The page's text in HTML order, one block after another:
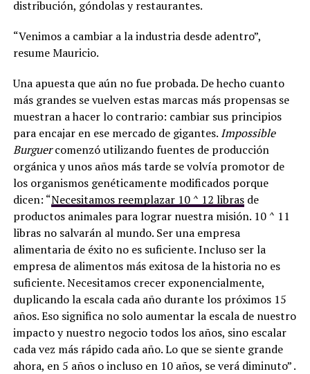
distribución, góndolas y restaurantes.
“Venimos a cambiar a la industria desde adentro”,
resume Mauricio.
Una apuesta que aún no fue probada. De hecho cuanto
más grandes se vuelven estas marcas más propensas se
muestran a hacer lo contrario: cambiar sus principios
para encajar en ese mercado de gigantes. Impossible
Burguercomenzó utilizando fuentes de producción
orgánica y unos años más tarde se volvía promotor de
los organismos genéticamente modificados porque
dicen: “Necesitamos reemplazar 10 ^ 12 librasde
productos animales para lograr nuestra misión. 10 ^ 11
libras no salvarán al mundo. Ser una empresa
alimentaria de éxito no es suficiente. Incluso ser la
empresa de alimentos más exitosa de la historia no es
suficiente. Necesitamos crecer exponencialmente,
duplicando la escala cada año durante los próximos 15
años. Eso significa no solo aumentar la escala de nuestro
impacto y nuestro negocio todos los años, sino escalar
cada vez más rápido cada año. Lo que se siente grande
ahora, en 5 años o incluso en 10 años, se verá diminuto” .